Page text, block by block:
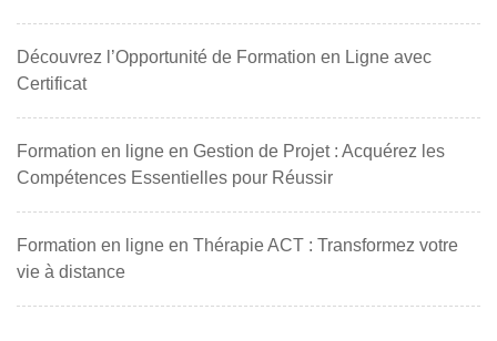
Découvrez l’Opportunité de Formation en Ligne avec
Certificat
Formation en ligne en Gestion de Projet : Acquérez les
Compétences Essentielles pour Réussir
Formation en ligne en Thérapie ACT : Transformez votre
vie à distance